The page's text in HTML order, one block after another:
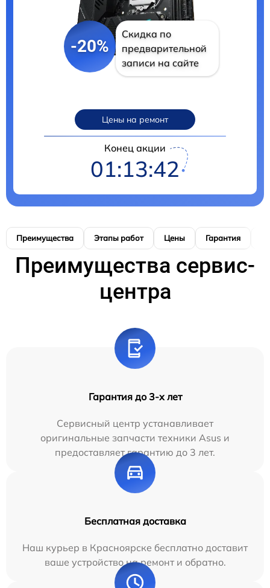
-20%
Скидка по
предварительной
записи на сайте
Цены на ремонт
Конец акции
01:13:41
Преимущества Этапы работ Цены Гарантия
Преимущества сервис-
центра
Гарантия до 3-х лет
Сервисный центр устанавливает
оригинальные запчасти техники Asus и
предоставляет гарантию до 3 лет.
Бесплатная доставка
Наш курьер в Красноярске бесплатно доставит
ваше устройство на ремонт и обратно.